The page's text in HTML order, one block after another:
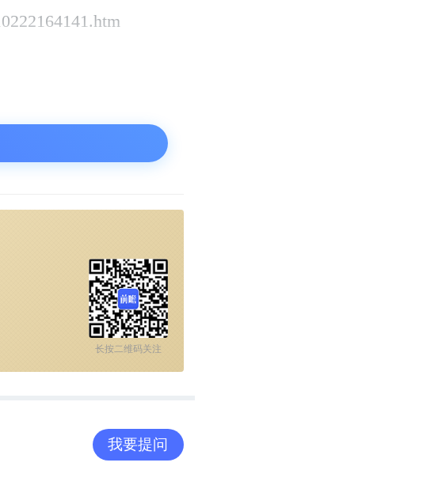
长按二维码关注
我要提问